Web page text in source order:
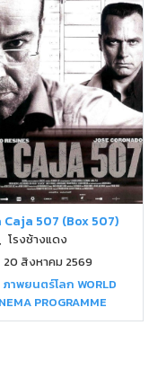
Caja 507 (Box 507)
โรงช้างแดง
20 สิงหาคม 2569
ภาพยนตร์โลก WORLD
PROGRAMME